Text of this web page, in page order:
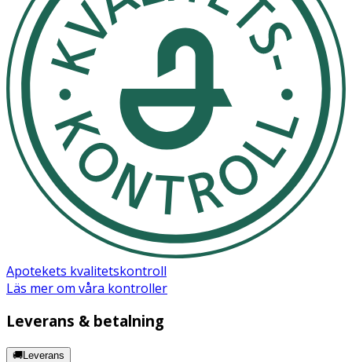
Apotekets kvalitetskontroll
Läs mer om våra kontroller
Leverans & betalning
🚚Leverans